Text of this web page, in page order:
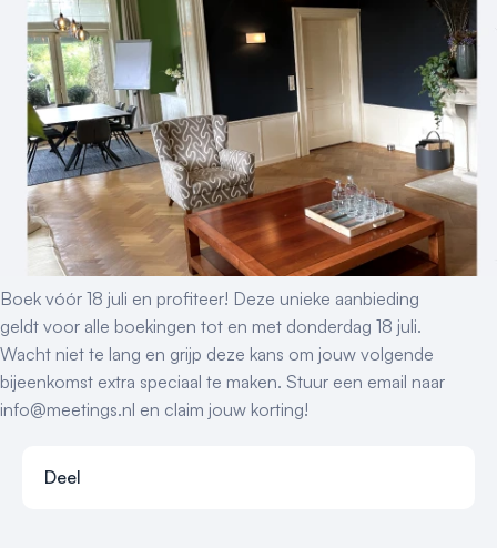
Boek vóór 18 juli en profiteer! Deze unieke aanbieding
geldt voor alle boekingen tot en met donderdag 18 juli.
Wacht niet te lang en grijp deze kans om jouw volgende
bijeenkomst extra speciaal te maken. Stuur een email naar
info@meetings.nl en claim jouw korting!
Deel